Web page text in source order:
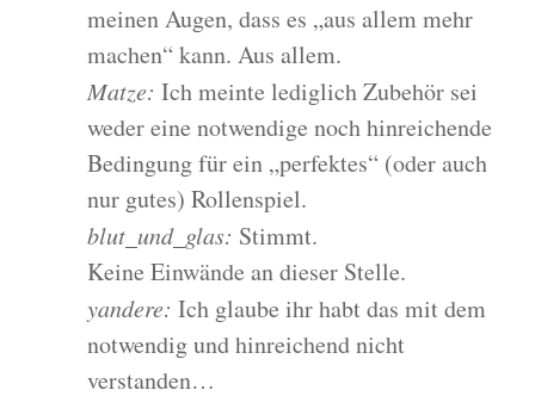
meinen Augen, dass es „aus allem mehr
machen“ kann. Aus allem.
Matze: Ich meinte lediglich Zubehör sei
weder eine notwendige noch hinreichende
Bedingung für ein „perfektes“ (oder auch
nur gutes) Rollenspiel.
blut_und_glas: Stimmt.
Keine Einwände an dieser Stelle.
yandere: Ich glaube ihr habt das mit dem
notwendig und hinreichend nicht
verstanden…